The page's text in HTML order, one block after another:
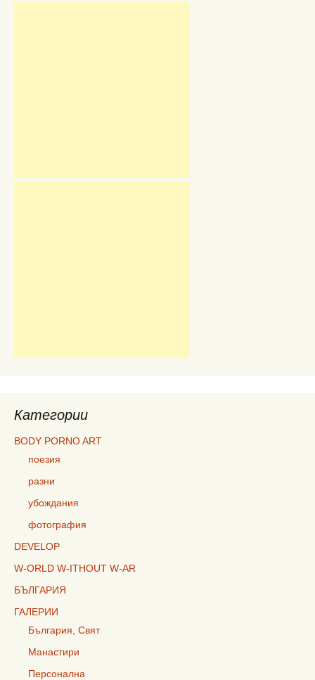
Категории
BODY PORNO ART
поезия
разни
убождания
фотография
DEVELOP
W-ORLD W-ITHOUT W-AR
БЪЛГАРИЯ
ГАЛЕРИИ
България, Свят
Манастири
Персонална